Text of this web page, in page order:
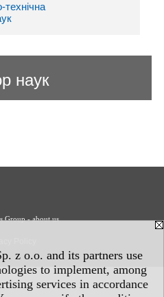
z o.o. and its partners use
to implement, among
services in accordance
технічна
наук
Group - about us